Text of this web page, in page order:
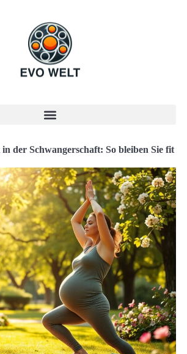
der Schwangerschaft: So bleiben Sie fit